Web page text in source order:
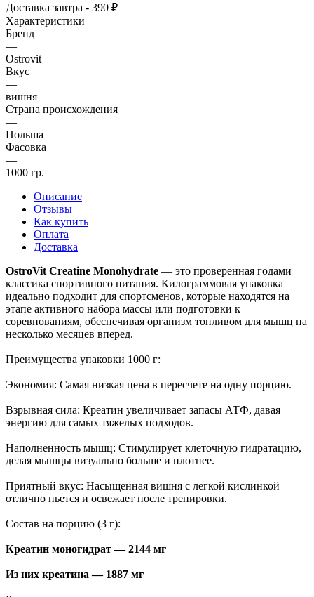
Доставка завтра - 390 ₽
Характеристики
Бренд
—
Ostrovit
Вкус
—
вишня
Страна происхождения
—
Польша
Фасовка
—
1000 гр.
Описание
Отзывы
Как купить
Оплата
Доставка
OstroVit Creatine Monohydrate — это проверенная годами
классика спортивного питания. Килограммовая упаковка
идеально подходит для спортсменов, которые находятся на
этапе активного набора массы или подготовки к
соревнованиям, обеспечивая организм топливом для мышц на
несколько месяцев вперед.
Преимущества упаковки 1000 г:
Экономия: Самая низкая цена в пересчете на одну порцию.
Взрывная сила: Креатин увеличивает запасы АТФ, давая
энергию для самых тяжелых подходов.
Наполненность мышц: Стимулирует клеточную гидратацию,
делая мышцы визуально больше и плотнее.
Приятный вкус: Насыщенная вишня с легкой кислинкой
отлично пьется и освежает после тренировки.
Состав на порцию (3 г):
Креатин моногидрат — 2144 мг
Из них креатина — 1887 мг